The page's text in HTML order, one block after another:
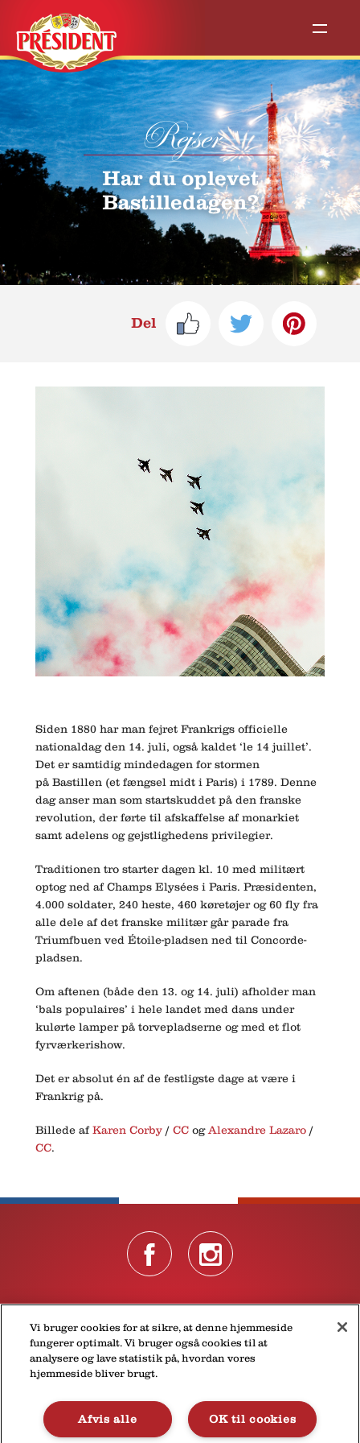
Rejser
Har du oplevet
Bastilledagen?
Del
Siden 1880 har man fejret Frankrigs officielle
nationaldag den 14. juli, også kaldet ‘le 14 juillet’.
Det er samtidig mindedagen for stormen
på Bastillen (et fængsel midt i Paris) i 1789. Denne
dag anser man som startskuddet på den franske
revolution, der førte til afskaffelse af monarkiet
samt adelens og gejstlighedens privilegier.
Traditionen tro starter dagen kl. 10 med militært
optog ned af Champs Elysées i Paris. Præsidenten,
4.000 soldater, 240 heste, 460 køretøjer og 60 fly fra
alle dele af det franske militær går parade fra
Triumfbuen ved Étoile-pladsen ned til Concorde-
pladsen.
Om aftenen (både den 13. og 14. juli) afholder man
‘bals populaires’ i hele landet med dans under
kulørte lamper på torvepladserne og med et flot
fyrværkerishow.
Det er absolut én af de festligste dage at være i
Frankrig på.
Billede afKaren Corby / CC ogAlexandre Lazaro /
CC.
© 2026 Lactalis Danmark A/S
Industrivej 14, 3320 Skævinge
Tlf.:
+45 4828 8344
Vi bruger cookies for at sikre, at denne hjemmeside
fungerer optimalt. Vi bruger også cookies til at
analysere og lave statistik på, hvordan vores
hjemmeside bliver brugt.
OK til cookies
Afvis alle